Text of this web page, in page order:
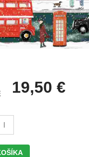
19,50 €